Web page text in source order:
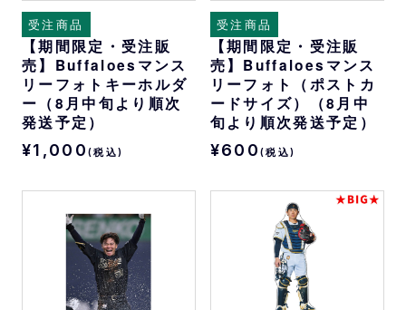
受注商品
【期間限定・受注販
売】Buffaloesマンス
リーフォトキーホルダ
ー（8月中旬より順次
発送予定）
¥1,000 (税込)
受注商品
【期間限定・受注販
売】Buffaloesマンス
リーフォト（ポストカ
ードサイズ）（8月中
旬より順次発送予定）
¥600(税込)